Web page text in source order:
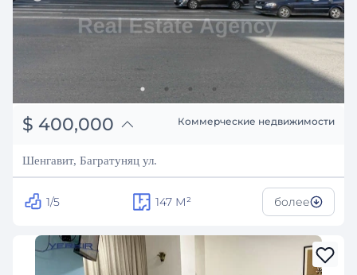
$ 400,000
֏ 156,000,000
₽ 36,194,896
Коммерческие недвижимости
Шенгавит, Багратуняц ул.
1/5 147 М² более